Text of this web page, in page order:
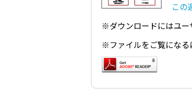
この
※ダウンロードにはユー
※ファイルをご覧になる